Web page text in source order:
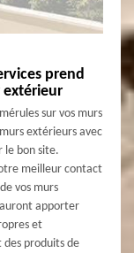
prend
sur vos murs
extérieurs avec
le bon site.
meilleur contact
vos murs
apporter
et
des produits de